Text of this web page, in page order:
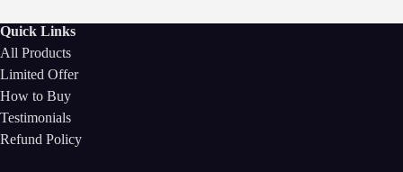
Quick Links
All Products
Limited Offer
How to Buy
Testimonials
Refund Policy